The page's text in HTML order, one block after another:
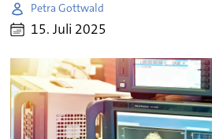
Petra Gottwald
15. Juli 2025